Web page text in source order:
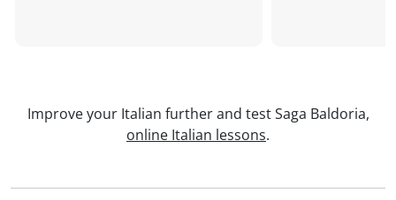
Improve your Italian further and test Saga Baldoria,
online Italian lessons.